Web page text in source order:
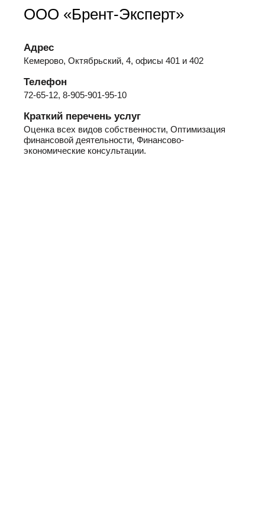
ООО «Брент-Эксперт»
Адрес
Кемерово, Октябрьский, 4, офисы 401 и 402
Телефон
72-65-12, 8-905-901-95-10
Краткий перечень услуг
Оценка всех видов собственности, Оптимизация
финансовой деятельности, Финансово-
экономические консультации.